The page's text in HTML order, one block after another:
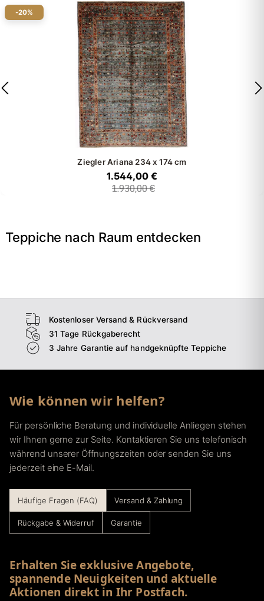
-20%
Ziegler Ariana 234 x 174 cm
1.544,00 €
1.930,00 €
Teppiche nach Raum entdecken
Wohnzimmer
Kostenloser Versand & Rückversand
31 Tage Rückgaberecht
3 Jahre Garantie auf handgeknüpfte Teppiche
Wie können wir helfen?
Für persönliche Beratung und individuelle Anliegen stehen
wir Ihnen gerne zur Seite. Kontaktieren Sie uns telefonisch
während unserer Öffnungszeiten oder senden Sie uns
jederzeit eine E-Mail.
Häufige Fragen (FAQ) Versand & Zahlung
Rückgabe & Widerruf Garantie
Erhalten Sie exklusive Angebote,
spannende Neuigkeiten und aktuelle
Aktionen direkt in Ihr Postfach.